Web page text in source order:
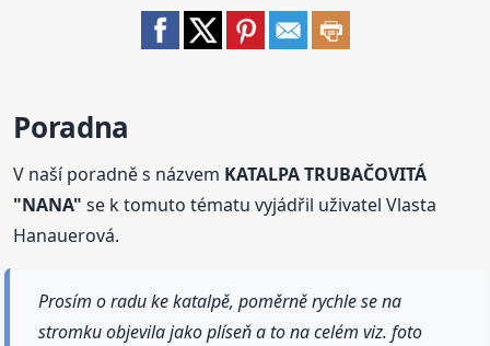
Poradna
V naší poradně s názvem KATALPA TRUBAČOVITÁ
"NANA" se k tomuto tématu vyjádřil uživatel Vlasta
Hanauerová.
Prosím o radu ke katalpě, poměrně rychle se na
stromku objevila jako plíseň a to na celém viz. foto